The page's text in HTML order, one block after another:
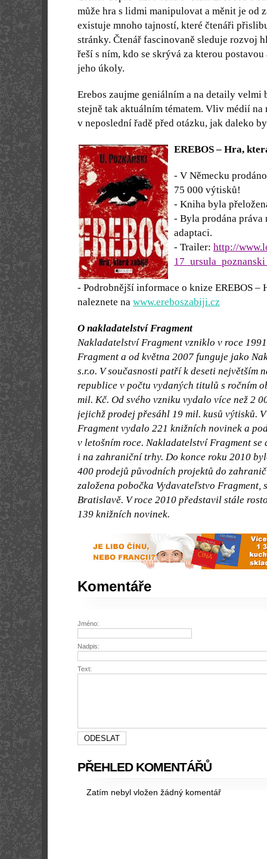
může hra s lidmi manipulovat a měnit je od
existuje mnoho tajností, které čtenáři
stránky. Čtenář fascinovaně sleduje rozvoj
řeší s ním, kdo se skrývá za kterou
jeho úkoly.
Erebos zaujme geniálním a na detaily velmi
stejně tak aktuálním tématem. Vliv médií na
v neposlední řadě před otázku, jak daleko
EREBOS – Hra,
- V Německu
75 000 výtisků!
- Kniha byla
- Byla prodána
adaptaci.
- Trailer: http://
- Podrobnější informace o knize EREBOS –
naleznete na www.ereboszabiji.cz
O nakladatelství Fragment
Nakladatelství Fragment vzniklo v roce
Fragment a od května 2007 funguje jako
s.r.o. V současnosti patří k deseti největším
republice v počtu vydaných titulů s ročním
mil. Kč. Od svého vzniku vydalo více než 2
jejichž prodej přesáhl 19 mil. kusů výtisků.
Fragment vydalo 221 knižních novinek a
v letošním roce. Nakladatelství Fragment se
i na zahraniční trhy. Do konce roku 2010
400 prodejů původních projektů do
založena pobočka Vydavateľstvo Fragment,
Bratislavě. V roce 2010 představil stále
139 knižních novinek.
Komentáře
Jméno:
Nadpis:
Text:
PŘEHLED KOMENTÁŘŮ
Zatím nebyl vložen žádný komentář